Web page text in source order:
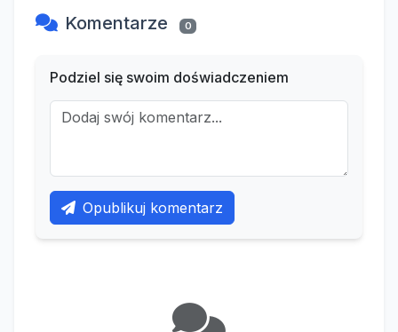
Komentarze 0
Podziel się swoim doświadczeniem
Opublikuj komentarz